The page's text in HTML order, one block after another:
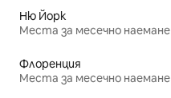
Ню Йорк
Места за месечно наемане
Флоренция
Места за месечно наемане